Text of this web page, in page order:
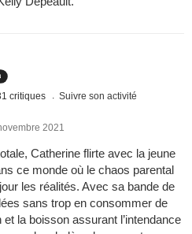
critiques Suivre son activité
2021
Catherine flirte avec la jeune
ce monde où le chaos parental
les réalités. Avec sa bande de
sans trop en consommer de
et la boisson assurant l’intendance